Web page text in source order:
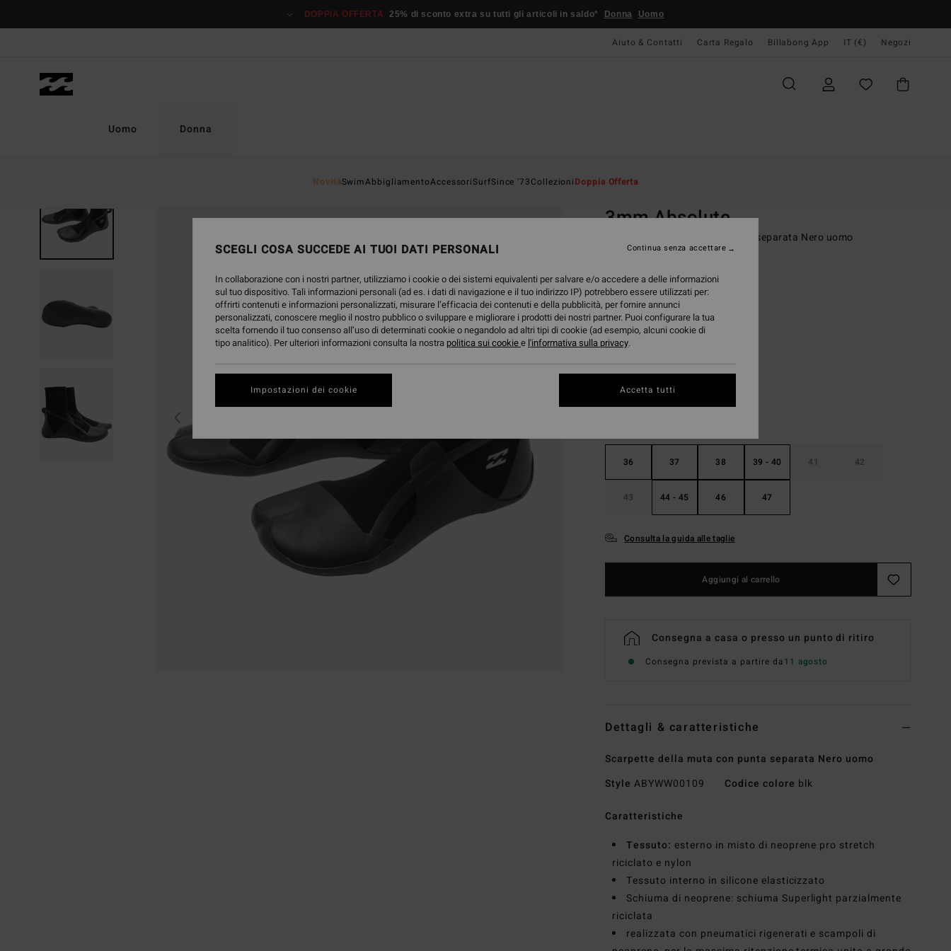
prodotto
DOPPIA OFFERTA 25% di sconto extra su tutti gli articoli in saldo* Donna Uomo
Aiuto & Contatti Carta Regalo Billabong App IT (€) Negozi
Uomo Donna
NovitàSwimAbbigliamentoAccessoriSurfSince '73CollezioniDoppia Offerta
3mm Absolute
Scarpette della muta con punta separata Nero uomo
ECO-BONUS
59,95 €
Colori
36 37 38 39 - 40 41 42
43 44 - 45 46 47
Consulta la guida alle taglie
Aggiungi al carrello
Consegna a casa o presso un punto di ritiro
Consegna prevista a partire da11 agosto
Dettagli & caratteristiche
Scarpette della muta con punta separata Nero uomo
Style ABYWW00109 Codice colore blk
Caratteristiche
Tessuto: esterno in misto di neoprene pro stretch
riciclato e nylon
Tessuto interno in silicone elasticizzato
Schiuma di neoprene: schiuma Superlight parzialmente
riciclata
realizzata con pneumatici rigenerati e scampoli di
SCEGLI COSA SUCCEDE AI TUOI DATI PERSONALI
In collaborazione con i nostri partner, utilizziamo i cookie o dei sistemi equivalenti per salvare e/o accedere a delle informazioni
sul tuo dispositivo. Tali informazioni personali (ad es. i dati di navigazione e il tuo indirizzo IP) potrebbero essere utilizzati per:
offrirti contenuti e informazioni personalizzati, misurare l’efficacia dei contenuti e della pubblicità, per fornire annunci
personalizzati, conoscere meglio il nostro pubblico o sviluppare e migliorare i prodotti dei nostri partner. Puoi configurare la tua
scelta fornendo il tuo consenso all’uso di determinati cookie o negandolo ad altri tipi di cookie (ad esempio, alcuni cookie di
tipo analitico). Per ulteriori informazioni consulta la nostra politica sui cookiee l'informativa sulla privacy.
Impostazioni dei cookie
Continua senza accettare
Accetta tutti